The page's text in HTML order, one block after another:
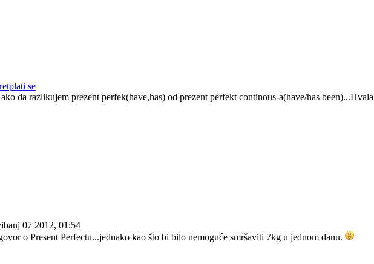
se
da razlikujem prezent perfek(have,has) od prezent perfekt continous-a(have/has
07 2012, 01:54
o Present Perfectu...jednako kao što bi bilo nemoguće smršaviti 7kg u jednom danu.